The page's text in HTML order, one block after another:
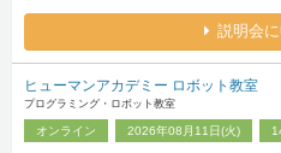
説明会
ヒューマンアカデミー ロボット教室
プログラミング・ロボット教室
オンライン 2026年08月11日(火)